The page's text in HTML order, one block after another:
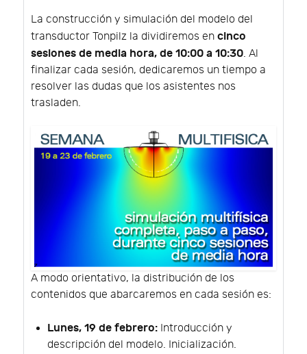
La construcción y simulación del modelo del
transductor Tonpilz la dividiremos en cinco
sesiones de media hora, de 10:00 a 10:30. Al
finalizar cada sesión, dedicaremos un tiempo a
resolver las dudas que los asistentes nos
trasladen.
A modo orientativo, la distribución de los
contenidos que abarcaremos en cada sesión es:
Lunes, 19 de febrero: Introducción y
descripción del modelo. Inicialización.